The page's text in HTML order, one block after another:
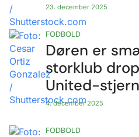
23. december 2025
Døren er
storklub
United-
4. december 2025
FODBOLD
FODBOLD